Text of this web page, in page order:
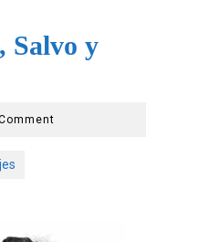
Salvo y